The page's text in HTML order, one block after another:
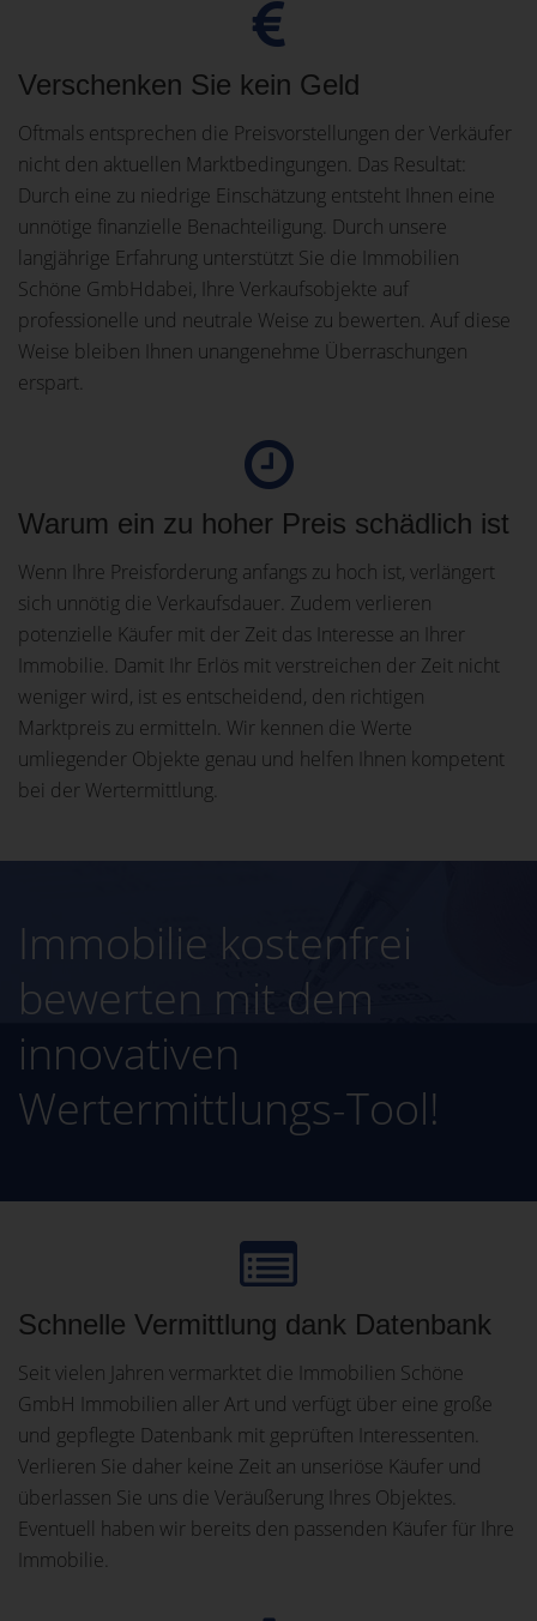
Verschenken Sie kein Geld
Oftmals entsprechen die Preisvorstellungen der Verkäufer
nicht den aktuellen Marktbedingungen. Das Resultat:
Durch eine zu niedrige Einschätzung entsteht Ihnen eine
unnötige finanzielle Benachteiligung. Durch unsere
langjährige Erfahrung unterstützt Sie die Immobilien
Schöne GmbHdabei, Ihre Verkaufsobjekte auf
professionelle und neutrale Weise zu bewerten. Auf diese
Weise bleiben Ihnen unangenehme Überraschungen
erspart.
Warum ein zu hoher Preis schädlich ist
Wenn Ihre Preisforderung anfangs zu hoch ist, verlängert
sich unnötig die Verkaufsdauer. Zudem verlieren
potenzielle Käufer mit der Zeit das Interesse an Ihrer
Immobilie. Damit Ihr Erlös mit verstreichen der Zeit nicht
weniger wird, ist es entscheidend, den richtigen
Marktpreis zu ermitteln. Wir kennen die Werte
umliegender Objekte genau und helfen Ihnen kompetent
bei der Wertermittlung.
Immobilie kostenfrei
bewerten mit dem
innovativen
Wertermittlungs-Tool!
Schnelle Vermittlung dank Datenbank
Seit vielen Jahren vermarktet die Immobilien Schöne
GmbH Immobilien aller Art und verfügt über eine große
und gepflegte Datenbank mit geprüften Interessenten.
Verlieren Sie daher keine Zeit an unseriöse Käufer und
überlassen Sie uns die Veräußerung Ihres Objektes.
Eventuell haben wir bereits den passenden Käufer für Ihre
Immobilie.